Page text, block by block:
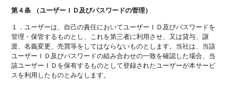
第４条 （ユーザーＩＤ及びパスワードの管理）
１．ユーザーは、自己の責任においてユーザーＩＤ及びパスワードを
管理・保管するものとし、これを第三者に利用させ、又は貸与、譲
渡、名義変更、売買等をしてはならないものとします。当社は、当該
ユーザーＩＤ及びパスワードの組み合わせの一致を確認した場合、当
該ユーザーＩＤを保有するものとして登録されたユーザーが本サービ
スを利用したものとみなします。